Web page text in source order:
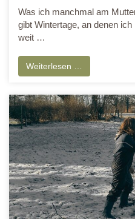
Was ich manchmal am
gibt Wintertage, an denen
weit …
Weiterlesen …